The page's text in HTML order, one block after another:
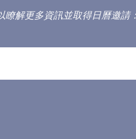
瞭解更多資訊並取得日曆邀請：